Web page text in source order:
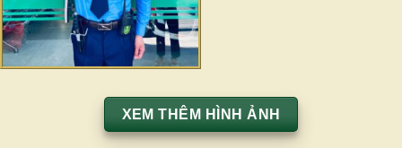
XEM THÊM HÌNH ẢNH